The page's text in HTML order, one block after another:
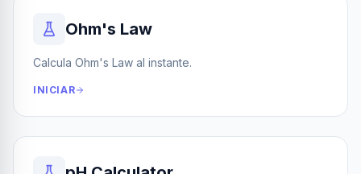
Ohm's Law
Calcula Ohm's Law al instante.
INICIAR